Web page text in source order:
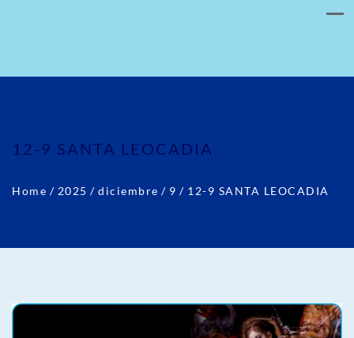
12-9 SANTA LEOCADIA
Home / 2025 / diciembre / 9 / 12-9 SANTA LEOCADIA